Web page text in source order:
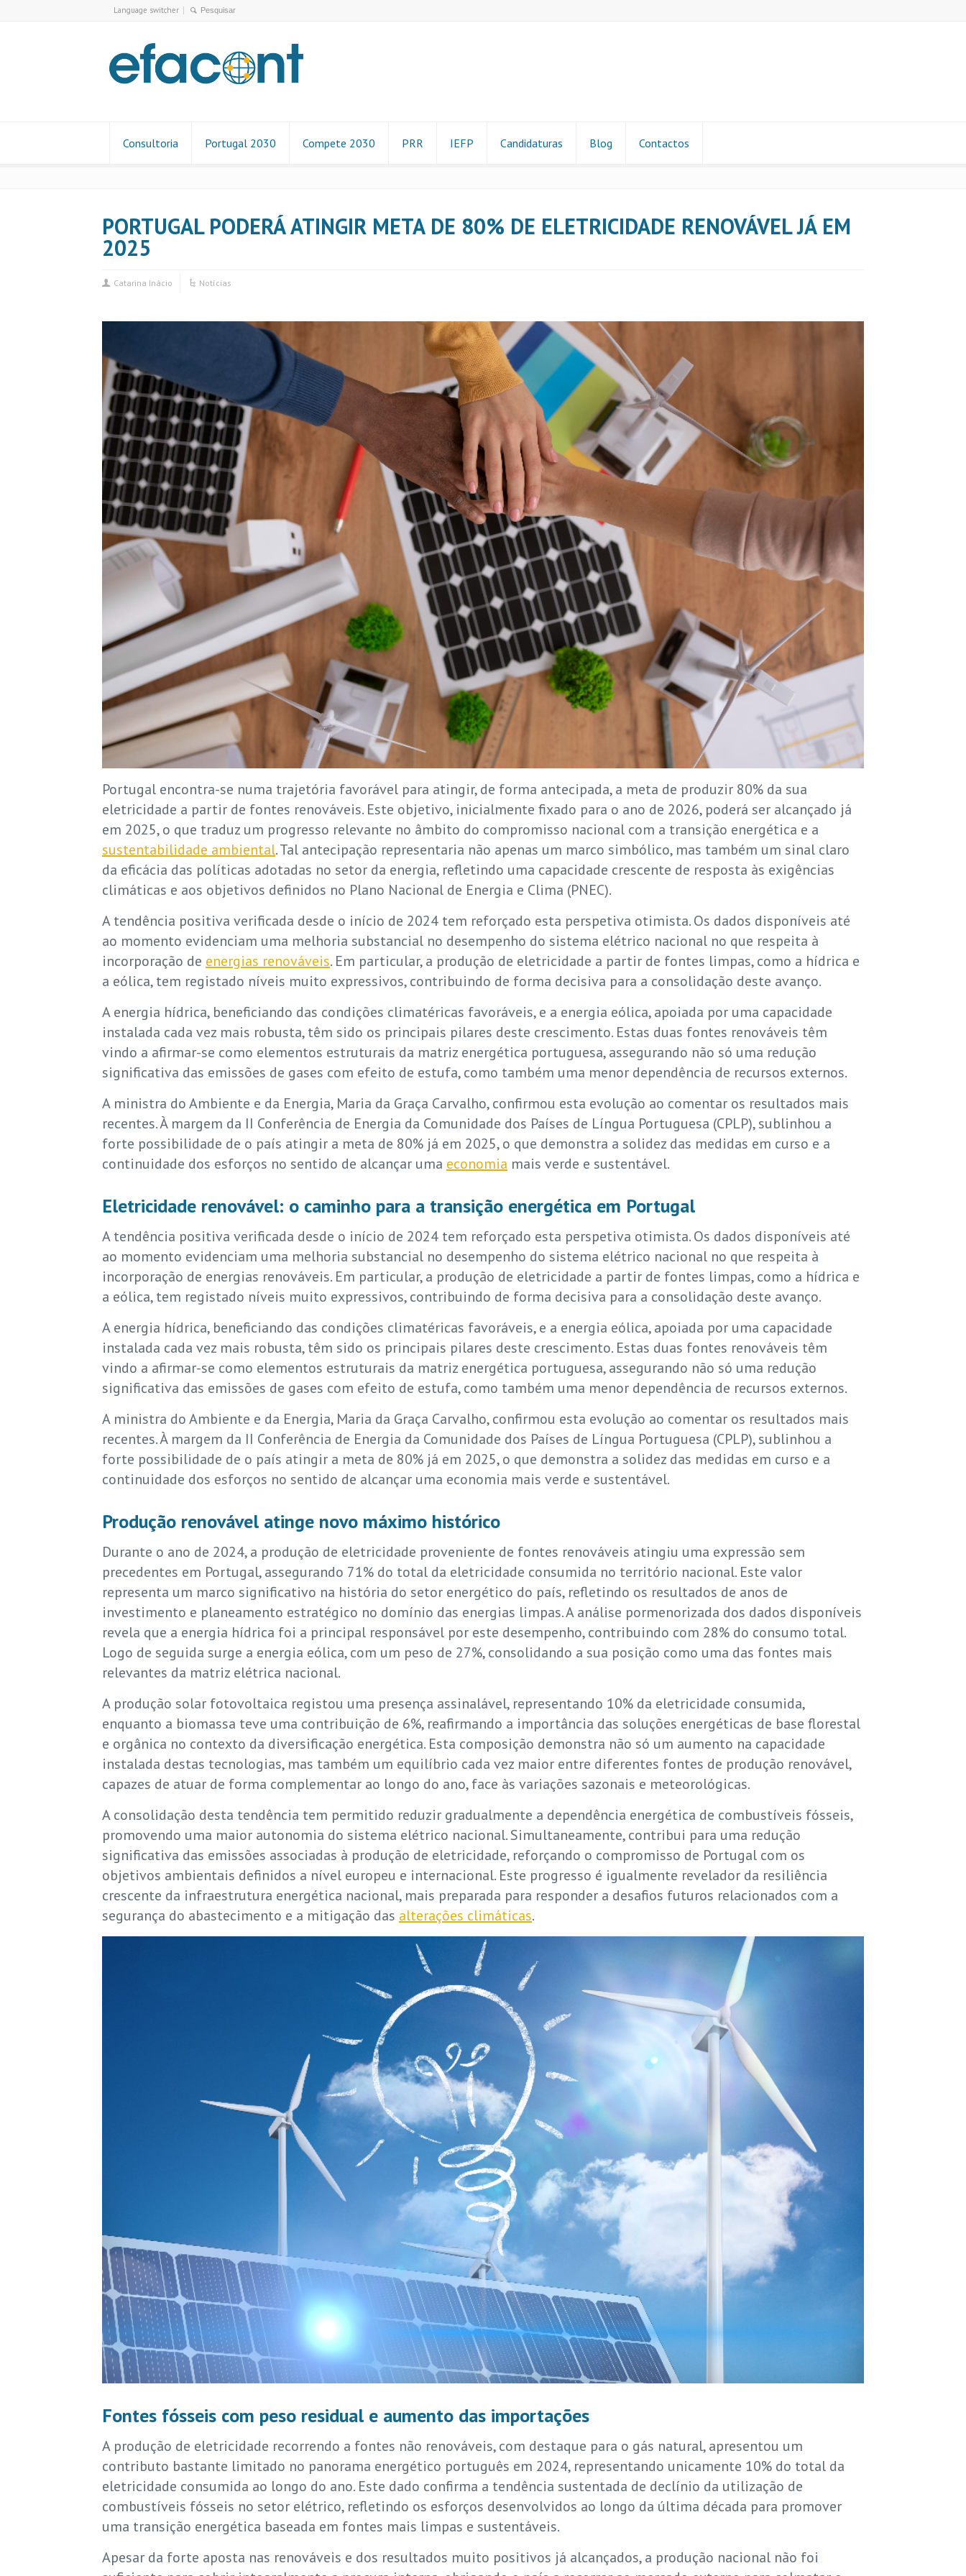
Language switcher
Consultoria Portugal 2030 Compete 2030 PRR IEFP Candidaturas Blog Contactos
PORTUGAL PODERÁ ATINGIR META DE 80% DE ELETRICIDADE RENOVÁVEL JÁ EM
2025
Catarina Inácio Notícias
Portugal encontra-se numa trajetória favorável para atingir, de forma antecipada, a meta de produzir 80% da sua
eletricidade a partir de fontes renováveis. Este objetivo, inicialmente fixado para o ano de 2026, poderá ser alcançado já
em 2025, o que traduz um progresso relevante no âmbito do compromisso nacional com a transição energética e a
sustentabilidade ambiental. Tal antecipação representaria não apenas um marco simbólico, mas também um sinal claro
da eficácia das políticas adotadas no setor da energia, refletindo uma capacidade crescente de resposta às exigências
climáticas e aos objetivos definidos no Plano Nacional de Energia e Clima (PNEC).
A tendência positiva verificada desde o início de 2024 tem reforçado esta perspetiva otimista. Os dados disponíveis até
ao momento evidenciam uma melhoria substancial no desempenho do sistema elétrico nacional no que respeita à
incorporação de energias renováveis. Em particular, a produção de eletricidade a partir de fontes limpas, como a hídrica e
a eólica, tem registado níveis muito expressivos, contribuindo de forma decisiva para a consolidação deste avanço.
A energia hídrica, beneficiando das condições climatéricas favoráveis, e a energia eólica, apoiada por uma capacidade
instalada cada vez mais robusta, têm sido os principais pilares deste crescimento. Estas duas fontes renováveis têm
vindo a afirmar-se como elementos estruturais da matriz energética portuguesa, assegurando não só uma redução
significativa das emissões de gases com efeito de estufa, como também uma menor dependência de recursos externos.
A ministra do Ambiente e da Energia, Maria da Graça Carvalho, confirmou esta evolução ao comentar os resultados mais
recentes. À margem da II Conferência de Energia da Comunidade dos Países de Língua Portuguesa (CPLP), sublinhou a
forte possibilidade de o país atingir a meta de 80% já em 2025, o que demonstra a solidez das medidas em curso e a
continuidade dos esforços no sentido de alcançar uma economia mais verde e sustentável.
Eletricidade renovável: o caminho para a transição energética em Portugal
A tendência positiva verificada desde o início de 2024 tem reforçado esta perspetiva otimista. Os dados disponíveis até
ao momento evidenciam uma melhoria substancial no desempenho do sistema elétrico nacional no que respeita à
incorporação de energias renováveis. Em particular, a produção de eletricidade a partir de fontes limpas, como a hídrica e
a eólica, tem registado níveis muito expressivos, contribuindo de forma decisiva para a consolidação deste avanço.
A energia hídrica, beneficiando das condições climatéricas favoráveis, e a energia eólica, apoiada por uma capacidade
instalada cada vez mais robusta, têm sido os principais pilares deste crescimento. Estas duas fontes renováveis têm
vindo a afirmar-se como elementos estruturais da matriz energética portuguesa, assegurando não só uma redução
significativa das emissões de gases com efeito de estufa, como também uma menor dependência de recursos externos.
A ministra do Ambiente e da Energia, Maria da Graça Carvalho, confirmou esta evolução ao comentar os resultados mais
recentes. À margem da II Conferência de Energia da Comunidade dos Países de Língua Portuguesa (CPLP), sublinhou a
forte possibilidade de o país atingir a meta de 80% já em 2025, o que demonstra a solidez das medidas em curso e a
continuidade dos esforços no sentido de alcançar uma economia mais verde e sustentável.
Produção renovável atinge novo máximo histórico
Durante o ano de 2024, a produção de eletricidade proveniente de fontes renováveis atingiu uma expressão sem
precedentes em Portugal, assegurando 71% do total da eletricidade consumida no território nacional. Este valor
representa um marco significativo na história do setor energético do país, refletindo os resultados de anos de
investimento e planeamento estratégico no domínio das energias limpas. A análise pormenorizada dos dados disponíveis
revela que a energia hídrica foi a principal responsável por este desempenho, contribuindo com 28% do consumo total.
Logo de seguida surge a energia eólica, com um peso de 27%, consolidando a sua posição como uma das fontes mais
relevantes da matriz elétrica nacional.
A produção solar fotovoltaica registou uma presença assinalável, representando 10% da eletricidade consumida,
enquanto a biomassa teve uma contribuição de 6%, reafirmando a importância das soluções energéticas de base florestal
e orgânica no contexto da diversificação energética. Esta composição demonstra não só um aumento na capacidade
instalada destas tecnologias, mas também um equilíbrio cada vez maior entre diferentes fontes de produção renovável,
capazes de atuar de forma complementar ao longo do ano, face às variações sazonais e meteorológicas.
A consolidação desta tendência tem permitido reduzir gradualmente a dependência energética de combustíveis fósseis,
promovendo uma maior autonomia do sistema elétrico nacional. Simultaneamente, contribui para uma redução
significativa das emissões associadas à produção de eletricidade, reforçando o compromisso de Portugal com os
objetivos ambientais definidos a nível europeu e internacional. Este progresso é igualmente revelador da resiliência
crescente da infraestrutura energética nacional, mais preparada para responder a desafios futuros relacionados com a
segurança do abastecimento e a mitigação das alterações climáticas.
Fontes fósseis com peso residual e aumento das importações
A produção de eletricidade recorrendo a fontes não renováveis, com destaque para o gás natural, apresentou um
contributo bastante limitado no panorama energético português em 2024, representando unicamente 10% do total da
eletricidade consumida ao longo do ano. Este dado confirma a tendência sustentada de declínio da utilização de
combustíveis fósseis no setor elétrico, refletindo os esforços desenvolvidos ao longo da última década para promover
uma transição energética baseada em fontes mais limpas e sustentáveis.
Apesar da forte aposta nas renováveis e dos resultados muito positivos já alcançados, a produção nacional não foi